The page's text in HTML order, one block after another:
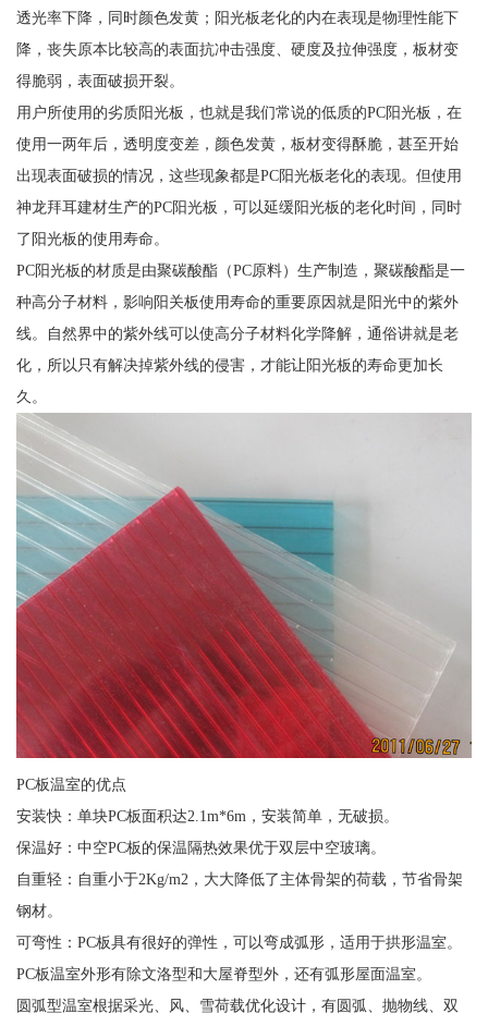
透光率下降，同时颜色发黄；阳光板老化的内在表现是物理性能下
降，丧失原本比较高的表面抗冲击强度、硬度及拉伸强度，板材变
得脆弱，表面破损开裂。
用户所使用的劣质阳光板，也就是我们常说的低质的PC阳光板，在
使用一两年后，透明度变差，颜色发黄，板材变得酥脆，甚至开始
出现表面破损的情况，这些现象都是PC阳光板老化的表现。但使用
神龙拜耳建材生产的PC阳光板，可以延缓阳光板的老化时间，同时
了阳光板的使用寿命。
PC阳光板的材质是由聚碳酸酯（PC原料）生产制造，聚碳酸酯是一
种高分子材料，影响阳关板使用寿命的重要原因就是阳光中的紫外
线。自然界中的紫外线可以使高分子材料化学降解，通俗讲就是老
化，所以只有解决掉紫外线的侵害，才能让阳光板的寿命更加长
久。
PC板温室的优点
安装快：单块PC板面积达2.1m*6m，安装简单，无破损。
保温好：中空PC板的保温隔热效果优于双层中空玻璃。
自重轻：自重小于2Kg/m2，大大降低了主体骨架的荷载，节省骨架
钢材。
可弯性：PC板具有很好的弹性，可以弯成弧形，适用于拱形温室。
PC板温室外形有除文洛型和大屋脊型外，还有弧形屋面温室。
圆弧型温室根据采光、风、雪荷载优化设计，有圆弧、抛物线、双